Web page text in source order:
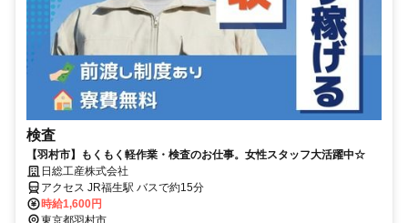
検査
【羽村市】もくもく軽作業・検査のお仕事。女性スタッフ大活躍中☆
日総工産株式会社
アクセス JR福生駅 バスで約15分
時給1,600円